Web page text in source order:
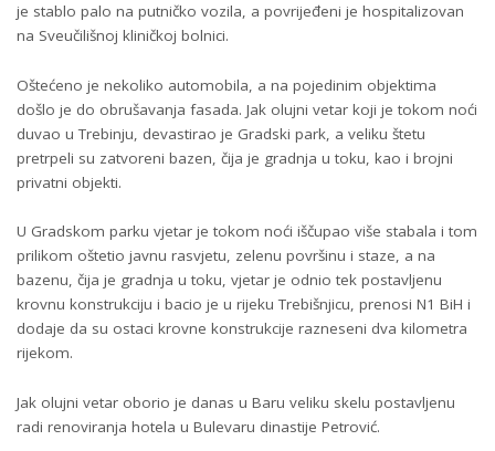
je stablo palo na putničko vozila, a povrijeđeni je hospitalizovan
na Sveučilišnoj kliničkoj bolnici.
Oštećeno je nekoliko automobila, a na pojedinim objektima
došlo je do obrušavanja fasada. Jak olujni vetar koji je tokom noći
duvao u Trebinju, devastirao je Gradski park, a veliku štetu
pretrpeli su zatvoreni bazen, čija je gradnja u toku, kao i brojni
privatni objekti.
U Gradskom parku vjetar je tokom noći iščupao više stabala i tom
prilikom oštetio javnu rasvjetu, zelenu površinu i staze, a na
bazenu, čija je gradnja u toku, vjetar je odnio tek postavljenu
krovnu konstrukciju i bacio je u rijeku Trebišnjicu, prenosi N1 BiH i
dodaje da su ostaci krovne konstrukcije razneseni dva kilometra
rijekom.
Jak olujni vetar oborio je danas u Baru veliku skelu postavljenu
radi renoviranja hotela u Bulevaru dinastije Petrović.